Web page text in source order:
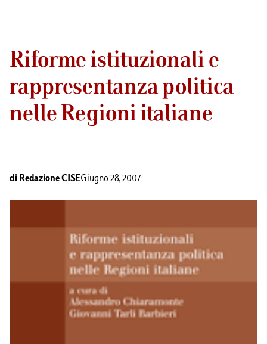
Riforme istituzionali e
rappresentanza politica
nelle Regioni italiane
di Redazione CISEGiugno 28, 2007